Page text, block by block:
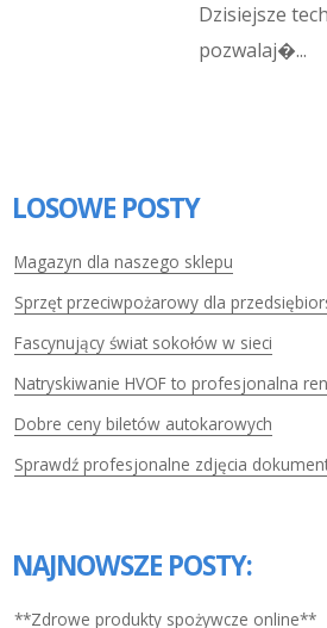
Dzisiejsze
pozwalaj�...
LOSOWE POSTY
Magazyn dla naszego sklepu
Sprzęt przeciwpożarowy dla
Fascynujący świat sokołów w sieci
Natryskiwanie HVOF to profesjonalna
Dobre ceny biletów autokarowych
Sprawdź profesjonalne zdjęcia
NAJNOWSZE POSTY:
**Zdrowe produkty spożywcze online**